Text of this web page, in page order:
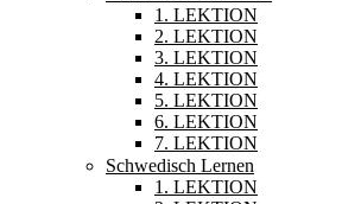
1. LEKTION
2. LEKTION
3. LEKTION
4. LEKTION
5. LEKTION
6. LEKTION
7. LEKTION
Schwedisch Lernen
1. LEKTION